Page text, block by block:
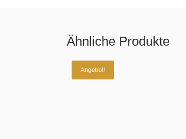
Ähnliche Produkte
Angebot!